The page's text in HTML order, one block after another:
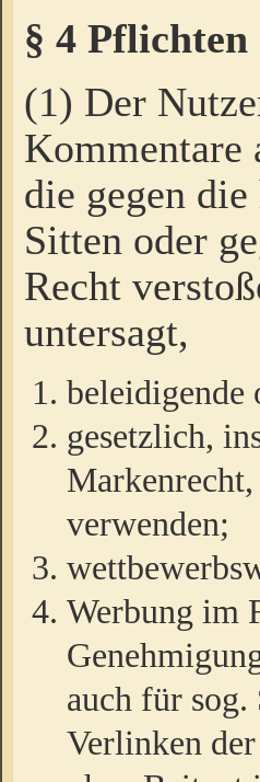
§ 4 Pflichten
(1) Der
Kommentare
die gegen
Sitten oder
Recht
untersagt,
beleidigende
gesetzlich,
verwenden;
Werbung im
auch für sog.
Verlinken